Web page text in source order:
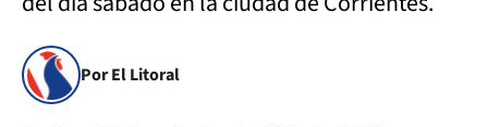
Por El Litoral